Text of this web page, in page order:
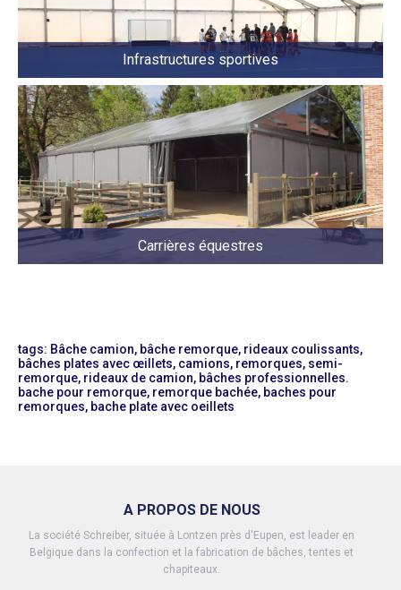
Infrastructures sportives
Carrières équestres
tags: Bâche camion, bâche remorque, rideaux coulissants,
bâches plates avec œillets, camions, remorques, semi-
remorque, rideaux de camion, bâches professionnelles.
bache pour remorque, remorque bachée, baches pour
remorques, bache plate avec oeillets
A PROPOS DE NOUS
La société Schreiber, située à Lontzen près d'Eupen, est leader en
Belgique dans la confection et la fabrication de bâches, tentes et
chapiteaux.